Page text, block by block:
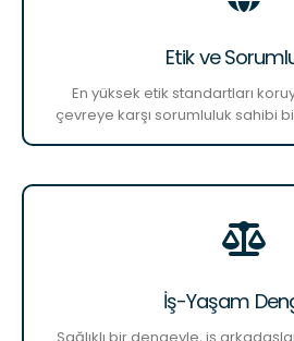
Etik ve
En yüksek etik standartları
çevreye karşı sorumluluk sahibi
İş-Yaşam